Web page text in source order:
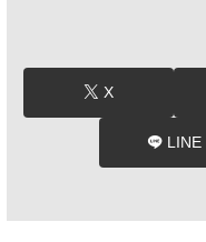
X
LINE